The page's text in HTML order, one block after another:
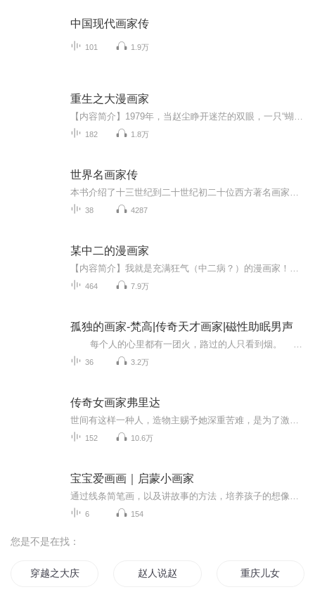
中国现代画家传
101 1.9万
重生之大漫画家
182 1.8万
世界名画家传
38 4287
某中二的漫画家
464 7.9万
孤独的画家-梵高|传奇天才画家|磁性助眠男声
36 3.2万
传奇女画家弗里达
152 10.6万
宝宝爱画画｜启蒙小画家
6 154
您是不是在找：
穿越之大庆帝国 赵人说赵 重庆儿女